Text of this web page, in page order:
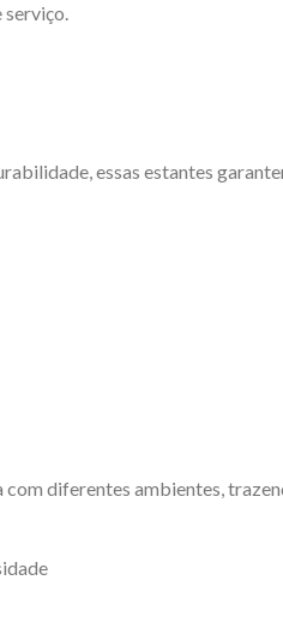
serviço.
essas estantes
diferentes ambientes,